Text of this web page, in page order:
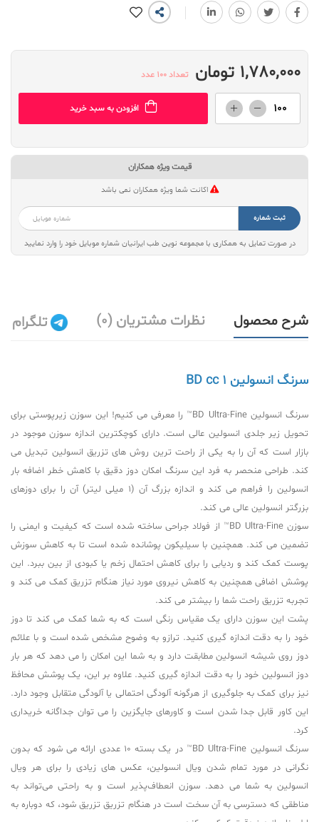
1,780,000 تومان تعداد 100 عدد
افزودن به سبد خرید
قیمت ویژه همکاران
اکانت شما ویژه همکاران نمی باشد
ثبت شماره
در صورت تمایل به همکاری با مجموعه نوین طب ایرانیان شماره موبایل خود را وارد نمایید
شرح محصول نظرات مشتریان (0) تلگرام
سرنگ انسولین 1 BD cc
سرنگ انسولین BD Ultra-Fine™ را معرفی می کنیم! این سوزن زیرپوستی برای
تحویل زیر جلدی انسولین عالی است. دارای کوچکترین اندازه سوزن موجود در
بازار است که آن را به یکی از راحت ترین روش های تزریق انسولین تبدیل می
کند. طراحی منحصر به فرد این سرنگ امکان دوز دقیق با کاهش خطر اضافه بار
انسولین را فراهم می کند و اندازه بزرگ آن (1 میلی لیتر) آن را برای دوزهای
بزرگتر انسولین عالی می کند.
سوزن BD Ultra-Fine™ از فولاد جراحی ساخته شده است که کیفیت و ایمنی را
تضمین می کند. همچنین با سیلیکون پوشانده شده است تا به کاهش سوزش
پوست کمک کند و ردیابی را برای کاهش احتمال زخم یا کبودی از بین ببرد. این
پوشش اضافی همچنین به کاهش نیروی مورد نیاز هنگام تزریق کمک می کند و
تجربه تزریق راحت شما را بیشتر می کند.
پشت این سوزن دارای یک مقیاس رنگی است که به شما کمک می کند تا دوز
خود را به دقت اندازه گیری کنید. ترازو به وضوح مشخص شده است و با علائم
دوز روی شیشه انسولین مطابقت دارد و به شما این امکان را می دهد که هر بار
دوز انسولین خود را به دقت اندازه گیری کنید. علاوه بر این، یک پوشش محافظ
نیز برای کمک به جلوگیری از هرگونه آلودگی احتمالی یا آلودگی متقابل وجود دارد.
این کاور قابل جدا شدن است و کاورهای جایگزین را می توان جداگانه خریداری
کرد.
سرنگ انسولین BD Ultra-Fine™ در یک بسته 10 عددی ارائه می شود که بدون
نگرانی در مورد تمام شدن ویال انسولین، عکس های زیادی را برای هر ویال
انسولین به شما می دهد. سوزن انعطاف‌پذیر است و به راحتی می‌تواند به
مناطقی که دسترسی به آن سخت است در هنگام تزریق تزریق شود، که دوباره به